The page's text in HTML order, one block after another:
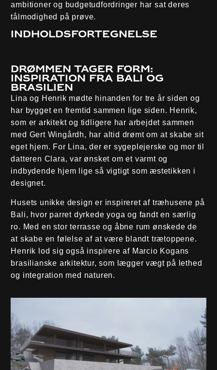
ambitioner og budgetudfordringer har sat deres
tålmodighed på prøve.
Indholdsfortegnelse
Drømmen tager form:
Inspiration fra Bali og
Brasilien
Lina og Henrik mødte hinanden for tre år siden og
har bygget en fremtid sammen lige siden. Henrik,
som er arkitekt og tidligere har arbejdet sammen
med Gert Wingårdh, har altid drømt om at skabe sit
eget hjem. For Lina, der er sygeplejerske og mor til
datteren Clara, var ønsket om et varmt og
indbydende hjem lige så vigtigt som æstetikken i
designet.
Husets unikke design er inspireret af træhusene på
Bali, hvor parret dyrkede yoga og fandt en særlig
ro. Med en stor terrasse og åbne rum ønskede de
at skabe en følelse af at være blandt trætoppene.
Henrik lod sig også inspirere af Marcio Kogans
brasilianske arkitektur, som lægger vægt på lethed
og integration med naturen.